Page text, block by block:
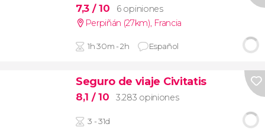
7,3 / 10
6 opiniones
Perpiñán (27km) Francia
1h 30m - 2h Español
Seguro de viaje Civitatis
8,1 / 10 3.283 opiniones
3 - 31d